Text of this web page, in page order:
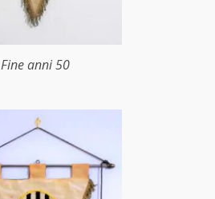
Fine anni 50